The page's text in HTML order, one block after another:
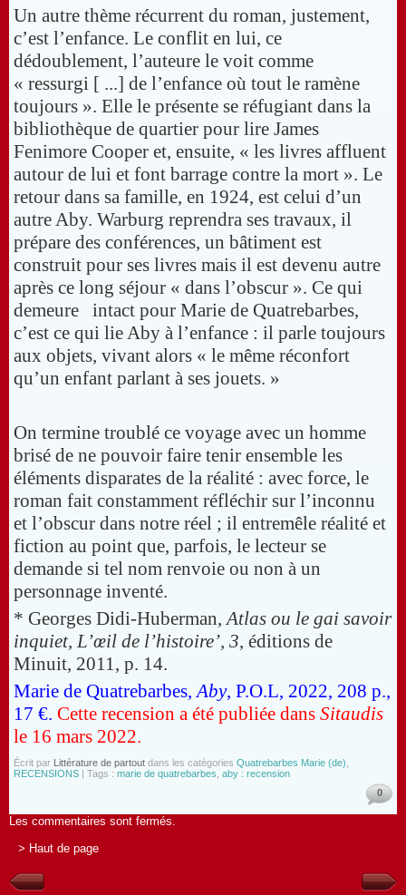
Un autre thème récurrent du roman, justement,
c’est l’enfance. Le conflit en lui, ce
dédoublement, l’auteure le voit comme
« ressurgi [ ...] de l’enfance où tout le ramène
toujours ». Elle le présente se réfugiant dans la
bibliothèque de quartier pour lire James
Fenimore Cooper et, ensuite, « les livres affluent
autour de lui et font barrage contre la mort ». Le
retour dans sa famille, en 1924, est celui d’un
autre Aby. Warburg reprendra ses travaux, il
prépare des conférences, un bâtiment est
construit pour ses livres mais il est devenu autre
après ce long séjour « dans l’obscur ». Ce qui
demeure intact pour Marie de Quatrebarbes,
c’est ce qui lie Aby à l’enfance : il parle toujours
aux objets, vivant alors « le même réconfort
qu’un enfant parlant à ses jouets. »
On termine troublé ce voyage avec un homme
brisé de ne pouvoir faire tenir ensemble les
éléments disparates de la réalité : avec force, le
roman fait constamment réfléchir sur l’inconnu
et l’obscur dans notre réel ; il entremêle réalité et
fiction au point que, parfois, le lecteur se
demande si tel nom renvoie ou non à un
personnage inventé.
* Georges Didi-Huberman, Atlas ou le gai savoir
inquiet, L’œil de l’histoire’, 3, éditions de
Minuit, 2011, p. 14.
Marie de Quatrebarbes, Aby, P.O.L, 2022, 208 p.,
17 €. Cette recension a été publiée dans Sitaudis
le 16 mars 2022.
Écrit par Littérature de partout dans les catégories Quatrebarbes Marie (de)
RECENSIONS | Tags : marie de quatrebarbes aby : recension
0
Les commentaires sont fermés.
> Haut de page